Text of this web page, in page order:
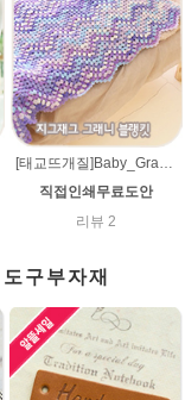
직접인쇄무료도안
리뷰 2
구부자재